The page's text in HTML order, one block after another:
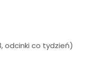
odcinki co tydzień)